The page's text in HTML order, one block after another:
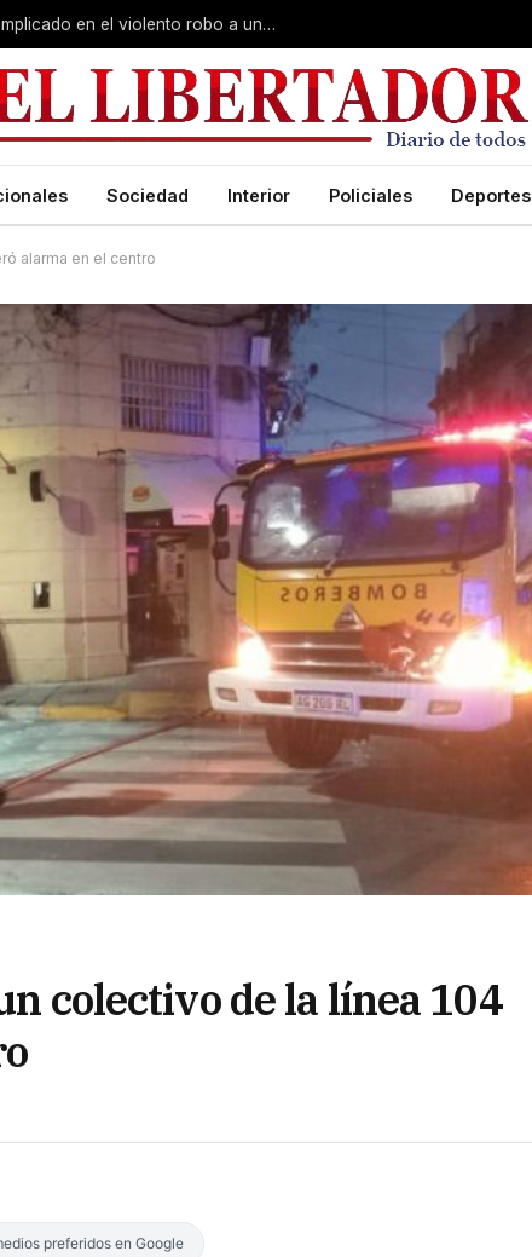
Curuzú Cuatiá: detuvieron a un séptimo implicado en el violento robo a una anciana
Sociedad Interior Policiales Deportes
alarma en el centro
colectivo de la línea 104
preferidos en Google